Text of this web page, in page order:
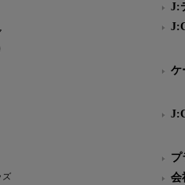
ズ
J:
ケ
プ
会